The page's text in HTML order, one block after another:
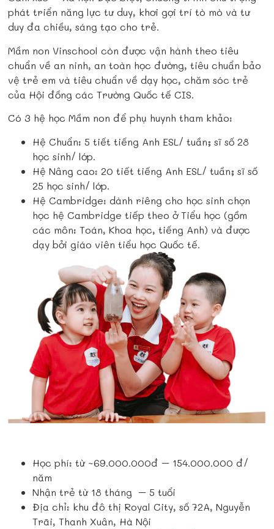
phát triển năng lực tư duy, khơi gợi trí tò mò và tư
duy đa chiều, sáng tạo cho trẻ.
Mầm non Vinschool còn được vận hành theo tiêu
chuẩn về an ninh, an toàn học đường, tiêu chuẩn bảo
vệ trẻ em và tiêu chuẩn về dạy học, chăm sóc trẻ
của Hội đồng các Trường Quốc tế CIS.
Có 3 hệ học Mầm non để phụ huynh tham khảo:
Hệ Chuẩn: 5 tiết tiếng Anh ESL/ tuần; sĩ số 28
học sinh/ lớp.
Hệ Nâng cao: 20 tiết tiếng Anh ESL/ tuần; sĩ số
25 học sinh/ lớp.
Hệ Cambridge: dành riêng cho học sinh chọn
học hệ Cambridge tiếp theo ở Tiểu học (gồm
các môn: Toán, Khoa học, tiếng Anh) và được
dạy bởi giáo viên tiểu học Quốc tế.
Học phí: từ ~69.000.000đ – 154.000.000 đ/
năm
Nhận trẻ từ 18 tháng – 5 tuổi
Địa chỉ: khu đô thị Royal City, số 72A, Nguyễn
Trãi, Thanh Xuân, Hà Nội